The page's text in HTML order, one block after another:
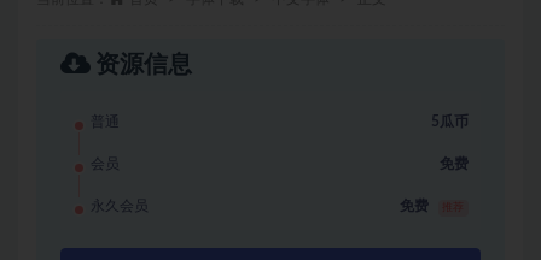
资源信息
普通 5瓜币
会员 免费
永久会员 免费